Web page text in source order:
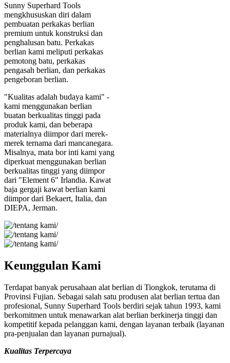
Sunny Superhard Tools
mengkhususkan diri dalam
pembuatan perkakas berlian
premium untuk konstruksi dan
penghalusan batu. Perkakas
berlian kami meliputi perkakas
pemotong batu, perkakas
pengasah berlian, dan perkakas
pengeboran berlian.
"Kualitas adalah budaya kami" -
kami menggunakan berlian
buatan berkualitas tinggi pada
produk kami, dan beberapa
materialnya diimpor dari merek-
merek ternama dari mancanegara.
Misalnya, mata bor inti kami yang
diperkuat menggunakan berlian
berkualitas tinggi yang diimpor
dari "Element 6" Irlandia. Kawat
baja gergaji kawat berlian kami
diimpor dari Bekaert, Italia, dan
DIEPA, Jerman.
Keunggulan Kami
Terdapat banyak perusahaan alat berlian di Tiongkok, terutama di
Provinsi Fujian. Sebagai salah satu produsen alat berlian tertua dan
profesional, Sunny Superhard Tools berdiri sejak tahun 1993, kami
berkomitmen untuk menawarkan alat berlian berkinerja tinggi dan
kompetitif kepada pelanggan kami, dengan layanan terbaik (layanan
pra-penjualan dan layanan purnajual).
Kualitas Terpercaya